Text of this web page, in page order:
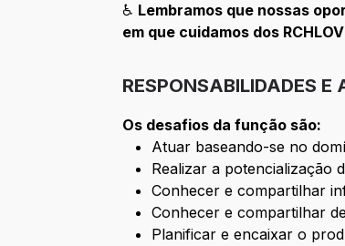
♿ Lembramos que nossas
em que cuidamos dos
RESPONSABILIDADES E
Os desafios da função são:
Atuar baseando-se no
Realizar a potencialização
Conhecer e compartilhar
Conhecer e compartilhar
Planificar e encaixar o